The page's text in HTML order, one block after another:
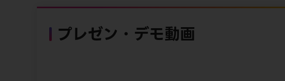
プレゼン・デモ動画